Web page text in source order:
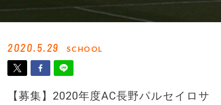
2020.5.29 SCHOOL
【募集】2020年度AC長野パルセイロサ